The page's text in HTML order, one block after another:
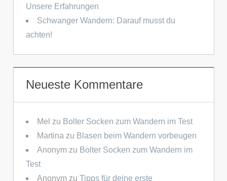
Unsere Erfahrungen
Schwanger Wandern: Darauf musst du
achten!
Neueste Kommentare
Mel zu Bolter Socken zum Wandern im Test
Martina zu Blasen beim Wandern vorbeugen
Anonymzu Bolter Socken zum Wandern im
Test
Anonymzu Tipps für deine erste